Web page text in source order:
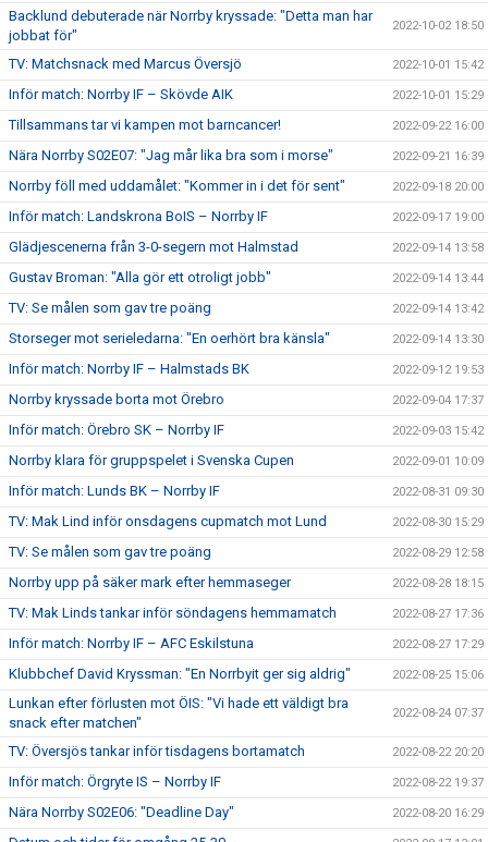
Backlund debuterade när Norrby kryssade: "Detta man har
jobbat för"
2022-10-02 18:50
TV: Matchsnack med Marcus Översjö 2022-10-01 15:42
Inför match: Norrby IF – Skövde AIK 2022-10-01 15:29
Tillsammans tar vi kampen mot barncancer! 2022-09-22 16:00
Nära Norrby S02E07: "Jag mår lika bra som i morse" 2022-09-21 16:39
Norrby föll med uddamålet: "Kommer in i det för sent" 2022-09-18 20:00
Inför match: Landskrona BoIS – Norrby IF 2022-09-17 19:00
Glädjescenerna från 3-0-segern mot Halmstad 2022-09-14 13:58
Gustav Broman: "Alla gör ett otroligt jobb" 2022-09-14 13:44
TV: Se målen som gav tre poäng 2022-09-14 13:42
Storseger mot serieledarna: "En oerhört bra känsla" 2022-09-14 13:30
Inför match: Norrby IF – Halmstads BK 2022-09-12 19:53
Norrby kryssade borta mot Örebro 2022-09-04 17:37
Inför match: Örebro SK – Norrby IF 2022-09-03 15:42
Norrby klara för gruppspelet i Svenska Cupen 2022-09-01 10:09
Inför match: Lunds BK – Norrby IF 2022-08-31 09:30
TV: Mak Lind inför onsdagens cupmatch mot Lund 2022-08-30 15:29
TV: Se målen som gav tre poäng 2022-08-29 12:58
Norrby upp på säker mark efter hemmaseger 2022-08-28 18:15
TV: Mak Linds tankar inför söndagens hemmamatch 2022-08-27 17:36
Inför match: Norrby IF – AFC Eskilstuna 2022-08-27 17:29
Klubbchef David Kryssman: "En Norrbyit ger sig aldrig" 2022-08-25 15:06
Lunkan efter förlusten mot ÖIS: "Vi hade ett väldigt bra
snack efter matchen"
2022-08-24 07:37
TV: Översjös tankar inför tisdagens bortamatch 2022-08-22 20:20
Inför match: Örgryte IS – Norrby IF 2022-08-22 19:37
Nära Norrby S02E06: "Deadline Day" 2022-08-20 16:29